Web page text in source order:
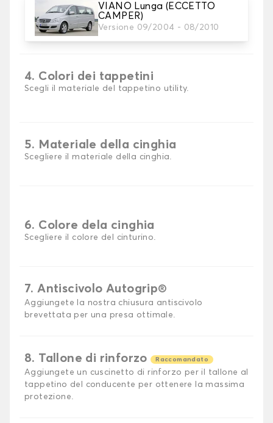
VIANO Lunga (ECCETTO
CAMPER)
Versione 09/2004 - 08/2010
3. Set di tappetini
Selezionare il numero di tappetini per auto
necessari.
4. Colori dei tappetini
Scegli il materiale del tappetino utility.
5. Materiale della cinghia
Scegliere il materiale della cinghia.
6. Colore dela cinghia
Scegliere il colore del cinturino.
7. Antiscivolo Autogrip®
Aggiungete la nostra chiusura antiscivolo
brevettata per una presa ottimale.
8. Tallone di rinforzo Raccomandato
Aggiungete un cuscinetto di rinforzo per il tallone al
tappetino del conducente per ottenere la massima
protezione.